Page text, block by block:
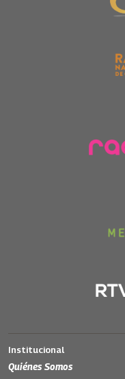
Institucional
Quiénes Somos